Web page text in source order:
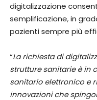
digitalizzazione
semplificazione, in
pazienti sempre più
“La richiesta di
strutture sanitarie è in
sanitario elettronico e
innovazioni che